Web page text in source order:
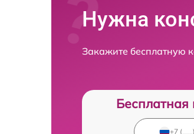
Нужна
Закажите бесплатную
Бесплатная